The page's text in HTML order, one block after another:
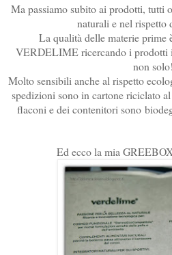
Ma passiamo subito ai prodotti, tutti
naturali e nel rispetto
La qualità delle materie prime
VERDELIME ricercando i prodotti
non solo!
Molto sensibili anche al rispetto
spedizioni sono in cartone riciclato
flaconi e dei contenitori sono
Ed ecco la mia